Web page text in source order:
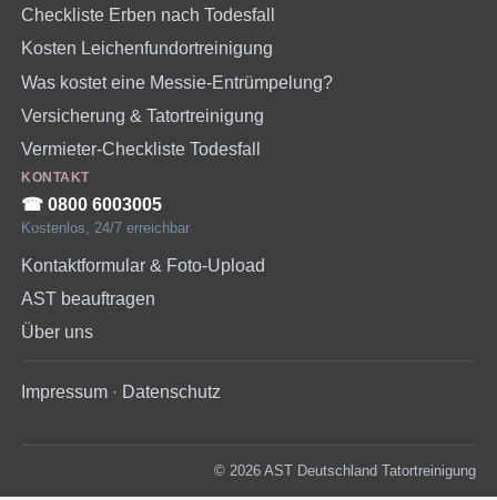
Checkliste Erben nach Todesfall
Kosten Leichenfundortreinigung
Was kostet eine Messie-Entrümpelung?
Versicherung & Tatortreinigung
Vermieter-Checkliste Todesfall
KONTAKT
☎︎ 0800 6003005
Kostenlos, 24/7 erreichbar
Kontaktformular & Foto-Upload
AST beauftragen
Über uns
Impressum · Datenschutz
© 2026 AST Deutschland Tatortreinigung